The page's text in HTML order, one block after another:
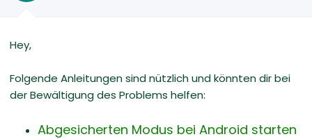
Hey,
Folgende Anleitungen sind nützlich und könnten dir bei
der Bewältigung des Problems helfen:
Abgesicherten Modus bei Android starten